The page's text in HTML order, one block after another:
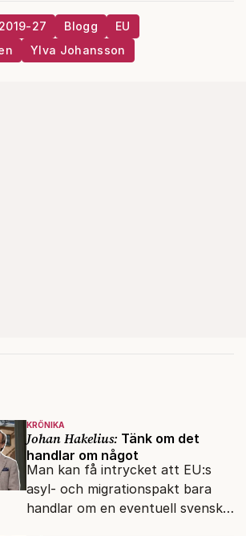
27 Blogg
EU
Ylva Johansson
KRÖNIKA
Johan Hakelius: Tänk om det
handlar om något
Man kan få intrycket att EU:s
asyl- och migrationspakt bara
handlar om en eventuell svensk